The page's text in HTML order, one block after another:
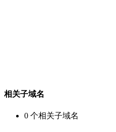
相关子域名
0 个相关子域名